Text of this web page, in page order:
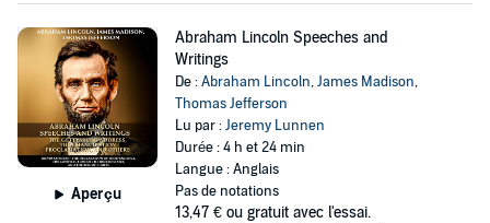
Aperçu
Abraham Lincoln Speeches and
Writings
De :Abraham Lincoln,James Madison,
Thomas Jefferson
Lu par :Jeremy Lunnen
Durée : 4 h et 24 min
Langue : Anglais
Pas de notations
13,47 € ou gratuit avec l'essai.